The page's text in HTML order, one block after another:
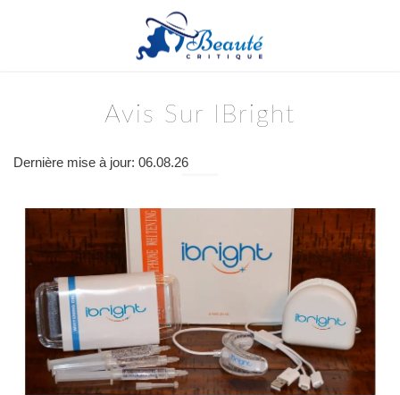
Avis Sur IBright
Dernière mise à jour: 06.08.26